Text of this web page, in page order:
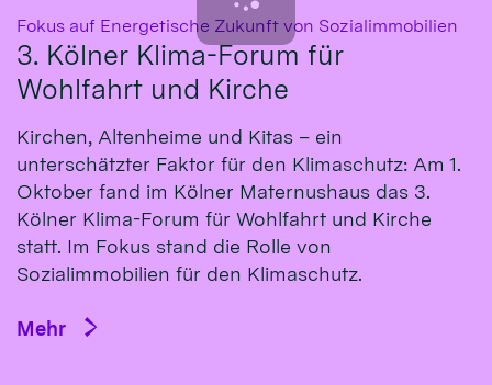
Fokus auf Energetische Zukunft von Sozialimmobilien
3. Kölner Klima-Forum für
Wohlfahrt und Kirche
Kirchen, Altenheime und Kitas – ein
unterschätzter Faktor für den Klimaschutz: Am 1.
Oktober fand im Kölner Maternushaus das 3.
Kölner Klima-Forum für Wohlfahrt und Kirche
statt. Im Fokus stand die Rolle von
Sozialimmobilien für den Klimaschutz.
Mehr